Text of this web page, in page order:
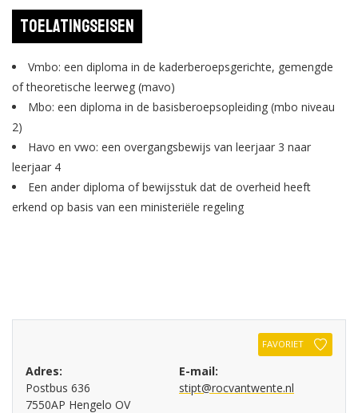
Toelatingseisen
Vmbo: een diploma in de kaderberoepsgerichte, gemengde
of theoretische leerweg (mavo)
Mbo: een diploma in de basisberoepsopleiding (mbo niveau
2)
Havo en vwo: een overgangsbewijs van leerjaar 3 naar
leerjaar 4
Een ander diploma of bewijsstuk dat de overheid heeft
erkend op basis van een ministeriële regeling
FAVORIET
Adres:
Postbus 636
7550AP Hengelo OV
E-mail:
stipt@rocvantwente.nl